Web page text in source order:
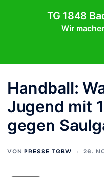
TG 1848
Wir
Handball:
Jugend mit
gegen
VON PRESSE TGBW 26.